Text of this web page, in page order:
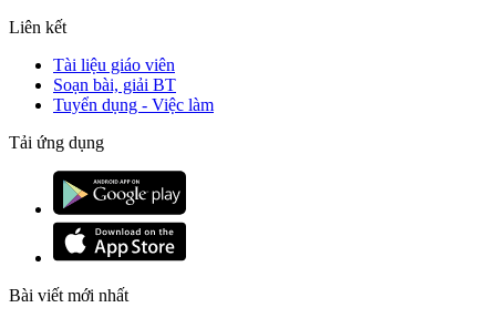
Liên kết
Tài liệu giáo viên
Soạn bài, giải BT
Tuyển dụng - Việc làm
Tải ứng dụng
Bài viết mới nhất